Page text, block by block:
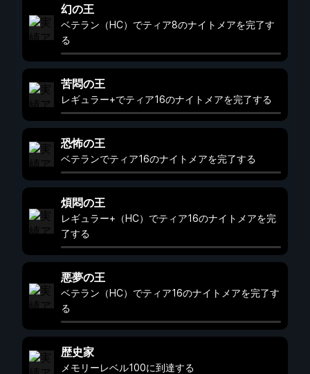
幻の王
ベテラン（HC）でティア8のナイトメアを完了す
る
苦悶の王
レギュラー+でティア16のナイトメアを完了する
恐怖の王
ベテランでティア16のナイトメアを完了する
煩悶の王
レギュラー+（HC）でティア16のナイトメアを完
了する
悪夢の王
ベテラン（HC）でティア16のナイトメアを完了す
る
歴史家
メモリーレベル100に到達する